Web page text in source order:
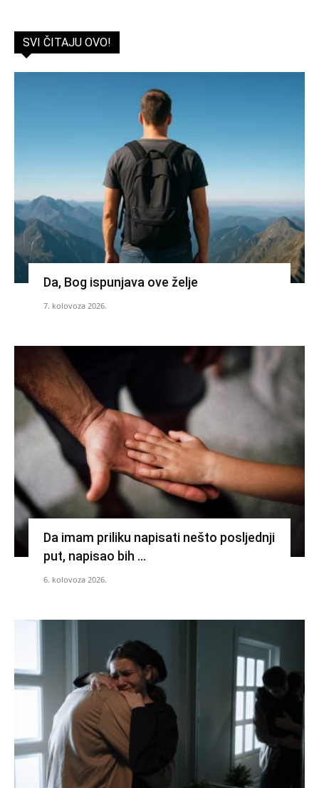
SVI ČITAJU OVO!
Da, Bog ispunjava ove želje
7. kolovoza 2026.
Da imam priliku napisati nešto posljednji
put, napisao bih …
6. kolovoza 2026.